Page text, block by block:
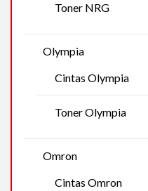
Toner NRG
Olympia
Cintas Olympia
Toner Olympia
Omron
Cintas Omron